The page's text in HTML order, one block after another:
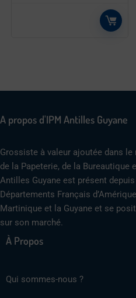
A propos d'IPM Antilles Guyane
Grossiste à valeur ajoutée dans le
de la Papeterie, de la Bureautique
Antilles Guyane est présent
Départements Français
Martinique et la Guyane et se
sur son marché.
À Propos
Qui sommes-nous ?